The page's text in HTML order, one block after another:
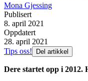
Mona Gjessing
Publisert
8. april 2021
Oppdatert
28. april 2021
Tips oss!
Del artikkel
Dere startet opp i 2012.